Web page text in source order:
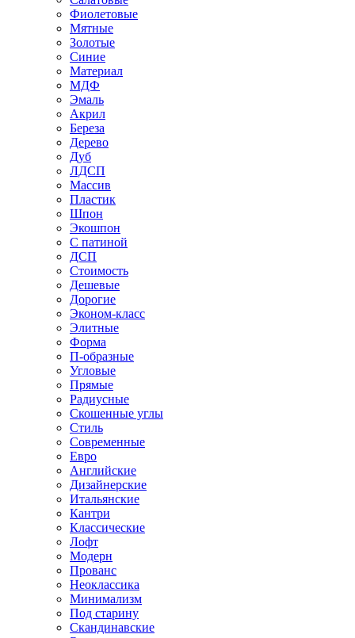
Фиолетовые
Мятные
Золотые
Синие
Материал
МДФ
Эмаль
Акрил
Береза
Дерево
Дуб
ЛДСП
Массив
Пластик
Шпон
Экошпон
С патиной
ДСП
Стоимость
Дешевые
Дорогие
Эконом-класс
Элитные
Форма
П-образные
Угловые
Прямые
Радиусные
Скошенные углы
Стиль
Современные
Евро
Английские
Дизайнерские
Итальянские
Кантри
Классические
Лофт
Модерн
Прованс
Неоклассика
Минимализм
Под старину
Скандинавские